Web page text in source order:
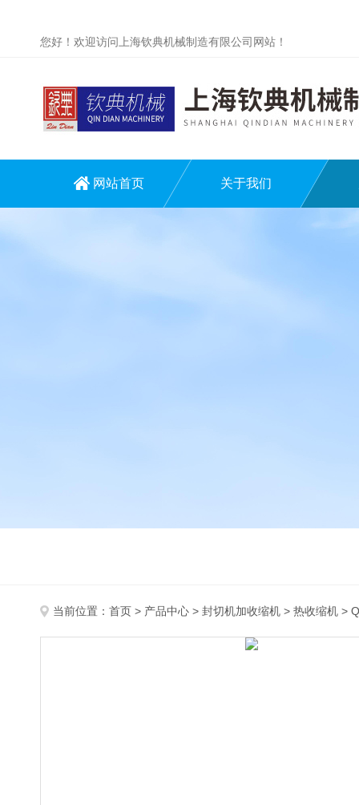
您好！欢迎访问上海钦典机械制造有限公司网站！
网站首页 关于我们
当前位置： 首页 > 产品中心 > 封切机加收缩机 > 热收缩机 >